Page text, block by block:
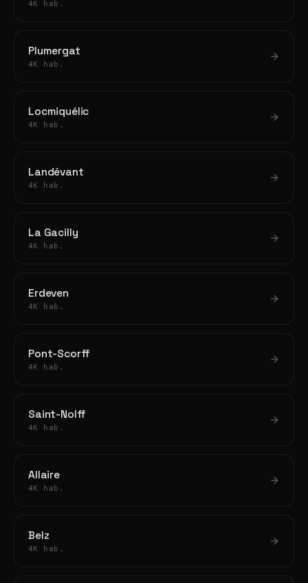
4K hab.
Plumergat
4K hab.
Locmiquélic
4K hab.
Landévant
4K hab.
La Gacilly
4K hab.
Erdeven
4K hab.
Pont-Scorff
4K hab.
Saint-Nolff
4K hab.
Allaire
4K hab.
Belz
4K hab.